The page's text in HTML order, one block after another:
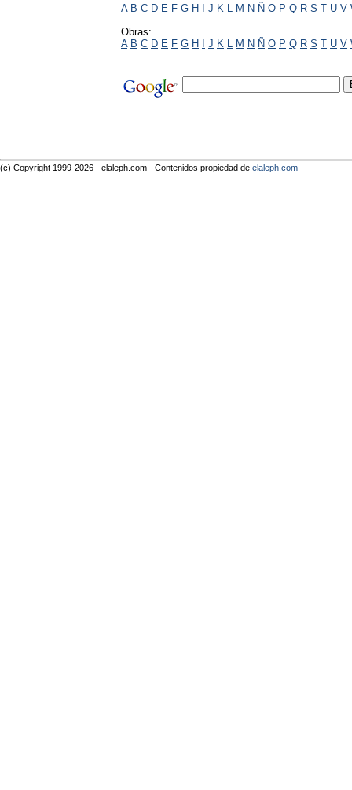
A B C D E F G H I J K L M N Ñ O P Q R S T U V
Obras:
A B C D E F G H I J K L M N Ñ O P Q R S T U V
(c) Copyright 1999-2026 - elaleph.com - Contenidos propiedad de elaleph.com